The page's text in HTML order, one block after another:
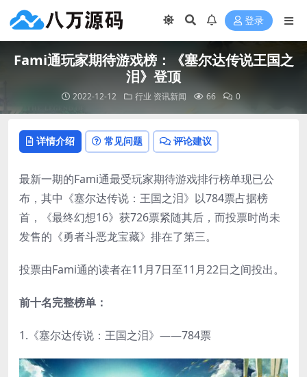
登录
Fami通玩家期待游戏榜：《塞尔达传说王国之
泪》登顶
2022-12-12 行业 资讯新闻 66 0
详情介绍 常见问题 评论建议
最新一期的Fami通最受玩家期待游戏排行榜单现已公
布，其中《塞尔达传说：王国之泪》以784票占据榜
首，《最终幻想16》获726票紧随其后，而投票时尚未
发售的《勇者斗恶龙宝藏》排在了第三。
投票由Fami通的读者在11月7日至11月22日之间投出。
前十名完整榜单：
1.《塞尔达传说：王国之泪》——784票